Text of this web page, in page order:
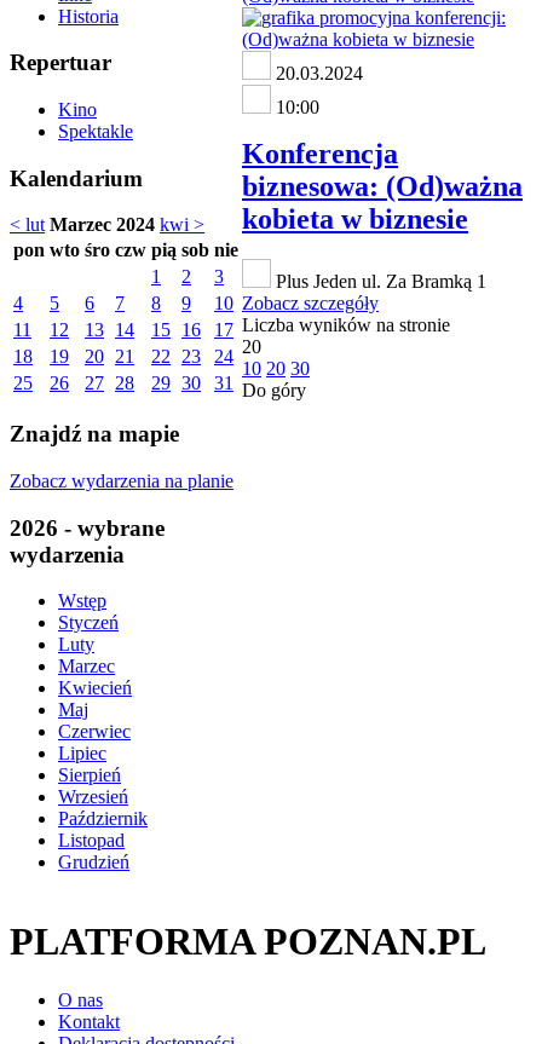
Historia
Repertuar
Kino
Spektakle
Kalendarium
< lut Marzec 2024 kwi >
pon wto śro czw pią sob nie
1
2
3
4
5 6 7 8 9
10
11
12 13 14 15 16
17
18
19 20 21 22 23
24
25
26 27 28 29 30 31
Znajdź na mapie
Zobacz wydarzenia na planie
2026 - wybrane
wydarzenia
Wstęp
Styczeń
Luty
Marzec
Kwiecień
Maj
Czerwiec
Lipiec
Sierpień
Wrzesień
Październik
Listopad
Grudzień
20.03.2024
10:00
Konferencja
biznesowa: (Od)ważna
kobieta w biznesie
Plus Jeden ul. Za Bramką 1
Zobacz szczegóły
Liczba wyników na stronie
20
10 20 30
Do góry
PLATFORMA POZNAN.PL
O nas
Kontakt